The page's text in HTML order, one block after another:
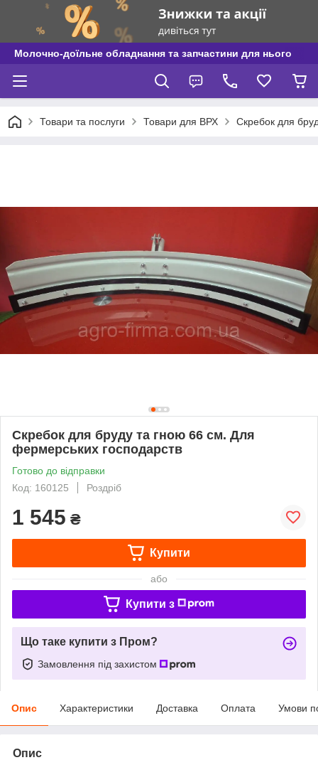
Молочно-доїльне обладнання та запчастини для нього
Товари та послуги Товари для ВРХ Cкребок для
Cкребок для бруду та гною 66 см. Для
фермерських господарств
Готово до відправки
Код: 160125
Роздріб
1 545 ₴
Купити
або
Купити з
Що таке купити з Пром?
Замовлення під захистом
Опис Характеристики Доставка Оплата Умови
Опис